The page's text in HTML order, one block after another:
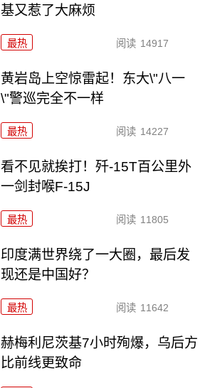
基又惹了大麻烦
最热 阅读 14917
黄岩岛上空惊雷起！东大\"八一
\"警巡完全不一样
最热 阅读 14227
看不见就挨打！歼-15T百公里外
一剑封喉F-15J
最热 阅读 11805
印度满世界绕了一大圈，最后发
现还是中国好？
最热 阅读 11642
赫梅利尼茨基7小时殉爆，乌后方
比前线更致命